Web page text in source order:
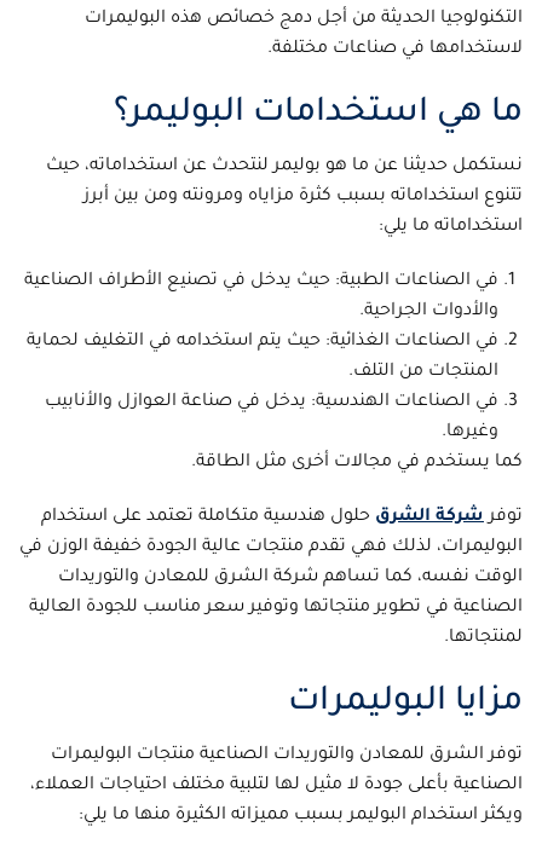
التكنولوجيا الحديثة من أجل دمج خصائص هذه البوليمرات
لاستخدامها في صناعات مختلفة.
ما هي استخدامات البوليمر؟
نستكمل حديثنا عن ما هو بوليمر لنتحدث عن استخداماته، حيث
تتنوع استخداماته بسبب كثرة مزاياه ومرونته ومن بين أبرز
استخداماته ما يلي:
في الصناعات الطبية: حيث يدخل في تصنيع الأطراف الصناعية
والأدوات الجراحية.
في الصناعات الغذائية: حيث يتم استخدامه في التغليف لحماية
المنتجات من التلف.
في الصناعات الهندسية: يدخل في صناعة العوازل والأنابيب
وغيرها.
كما يستخدم في مجالات أخرى مثل الطاقة.
توفرشركة الشرق حلول هندسية متكاملة تعتمد على استخدام
البوليمرات، لذلك فهي تقدم منتجات عالية الجودة خفيفة الوزن في
الوقت نفسه، كما تساهم شركة الشرق للمعادن والتوريدات
الصناعية في تطوير منتجاتها وتوفير سعر مناسب للجودة العالية
لمنتجاتها.
مزايا البوليمرات
توفر الشرق للمعادن والتوريدات الصناعية منتجات البوليمرات
الصناعية بأعلى جودة لا مثيل لها لتلبية مختلف احتياجات العملاء،
ويكثر استخدام البوليمر بسبب مميزاته الكثيرة منها ما يلي: